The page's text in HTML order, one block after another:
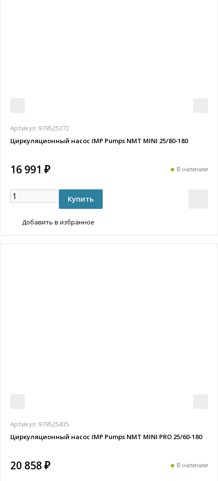
Артикул: 979525372
Циркуляционный насос IMP Pumps NMT MINI 25/80-180
16 991 ₽ В наличии
Добавить в избранное
Артикул: 979525435
Циркуляционный насос IMP Pumps NMT MINI PRO 25/60-180
20 858 ₽ В наличии